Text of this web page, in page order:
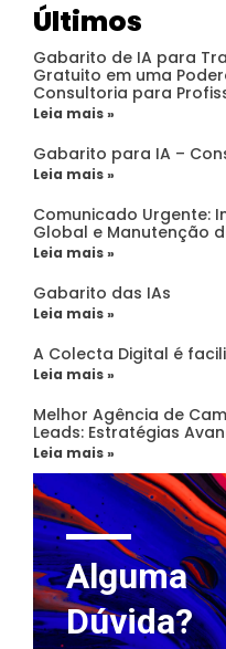
Últimos
Gabarito de IA para
Gratuito em uma
Consultoria para
Leia mais »
Gabarito para IA –
Leia mais »
Comunicado Urgente:
Global e Manutenção
Leia mais »
Gabarito das IAs
Leia mais »
A Colecta Digital é
Leia mais »
Melhor Agência de
Leads: Estratégias
Leia mais »
Alguma
Dúvida?